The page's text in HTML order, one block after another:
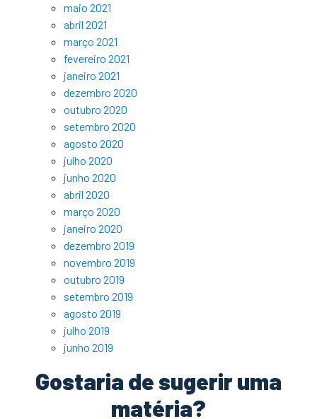
maio 2021
abril 2021
março 2021
fevereiro 2021
janeiro 2021
dezembro 2020
outubro 2020
setembro 2020
agosto 2020
julho 2020
junho 2020
abril 2020
março 2020
janeiro 2020
dezembro 2019
novembro 2019
outubro 2019
setembro 2019
agosto 2019
julho 2019
junho 2019
Gostaria de sugerir uma
matéria?